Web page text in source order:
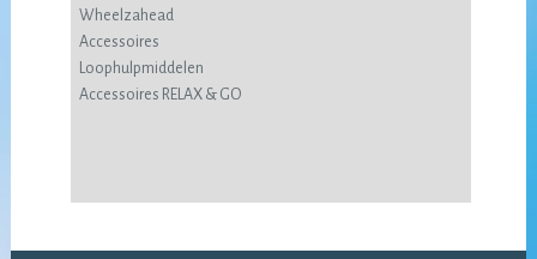
Wheelzahead
Accessoires
Loophulpmiddelen
Accessoires RELAX & GO